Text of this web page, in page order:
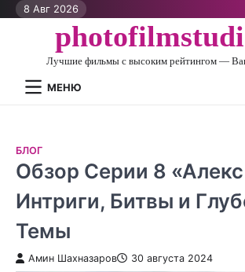
Перейти8 Авг 2026
Лучшие фильмы с высоким рейтингом —
МЕНЮ
БЛОГ
Обзор Серии 8
Интриги, Битвы и
Темы
Амин Шахназаров 30 августа 2024